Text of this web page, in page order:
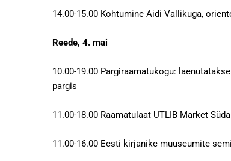
14.00-15.00 Kohtumine Aidi Vallikuga,
Reede, 4. mai
10.00-19.00 Pargiraamatukogu:
pargis
11.00-18.00 Raamatulaat UTLIB Market
11.00-16.00 Eesti kirjanike muuseumite